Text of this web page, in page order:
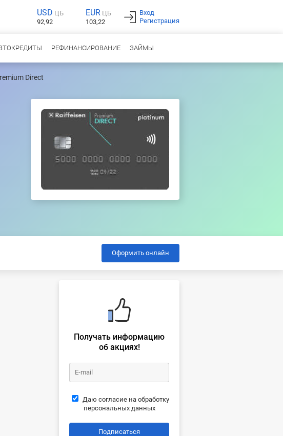
USD ЦБ
92,92
EUR ЦБ
103,22
Вход
Регистрация
РЕФИНАНСИРОВАНИЕ ЗАЙМЫ
Direct
Оформить онлайн
Получать информацию
об акциях!
Даю согласие на обработку
персональных данных
Подписаться